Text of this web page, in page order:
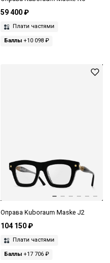
59 400 ₽
Плати частями
Баллы+10 098 ₽
Оправа Kuboraum Maske J2
104 150 ₽
Плати частями
Баллы+17 706 ₽